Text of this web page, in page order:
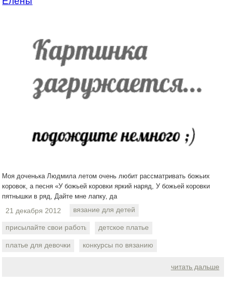
Моя доченька Людмила летом очень любит рассматривать божьих
коровок, а песня «У божьей коровки яркий наряд, У божьей коровки
пятнышки в ряд, Дайте мне лапку, да
21 декабря 2012 вязание для детей
присылайте свои работы детское платье
платье для девочки конкурсы по вязанию
читать дальше